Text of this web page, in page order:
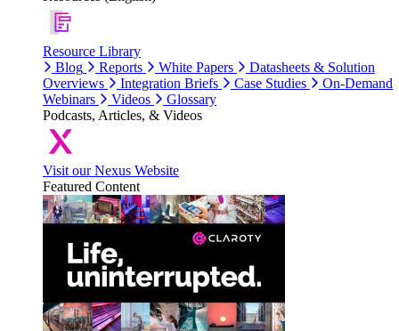
Resource Library
Blog
Reports White Papers
Datasheets & Solution
Overviews
Integration Briefs Case Studies
On-Demand
Webinars
Videos
Glossary
Podcasts, Articles, & Videos
Visit our Nexus Website
Featured Content